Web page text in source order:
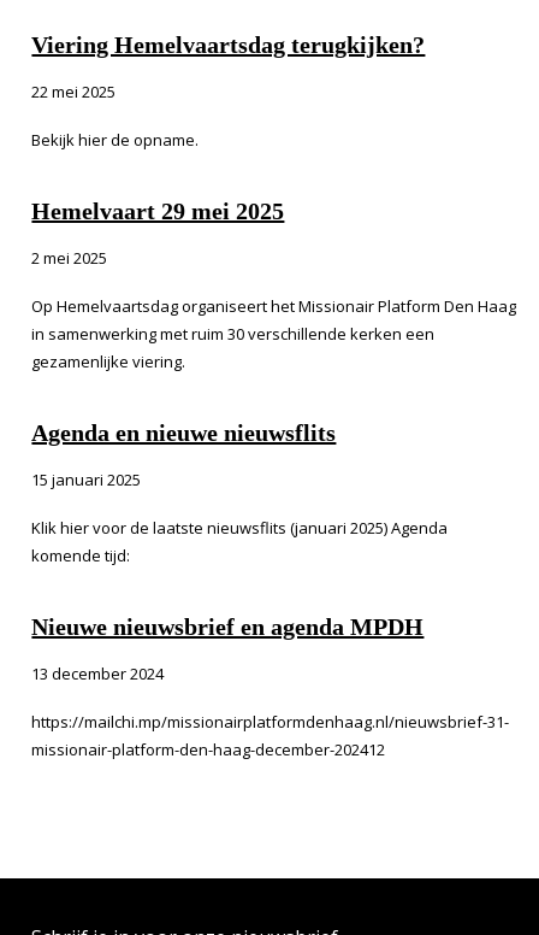
Viering Hemelvaartsdag terugkijken?
22 mei 2025
Bekijk hier de opname.
Hemelvaart 29 mei 2025
2 mei 2025
Op Hemelvaartsdag organiseert het Missionair Platform Den Haag
in samenwerking met ruim 30 verschillende kerken een
gezamenlijke viering.
Agenda en nieuwe nieuwsflits
15 januari 2025
Klik hier voor de laatste nieuwsflits (januari 2025) Agenda
komende tijd:
Nieuwe nieuwsbrief en agenda MPDH
13 december 2024
https://mailchi.mp/missionairplatformdenhaag.nl/nieuwsbrief-31-
missionair-platform-den-haag-december-202412